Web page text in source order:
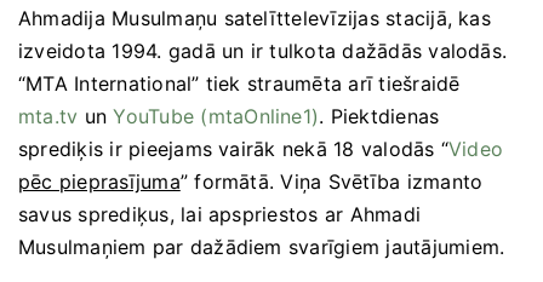
Ahmadija Musulmaņu satelīttelevīzijas stacijā, kas
izveidota 1994. gadā un ir tulkota dažādās valodās.
“MTA International” tiek straumēta arī tiešraidē
mta.tv unYouTube (mtaOnline1). Piektdienas
sprediķis ir pieejams vairāk nekā 18 valodās “Video
pēc pieprasījuma” formātā. Viņa Svētība izmanto
savus sprediķus, lai apspriestos ar Ahmadi
Musulmaņiem par dažādiem svarīgiem jautājumiem.